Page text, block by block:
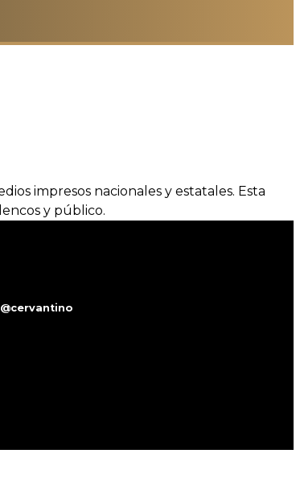
impresos nacionales y estatales. Esta
y público.
@cervantino